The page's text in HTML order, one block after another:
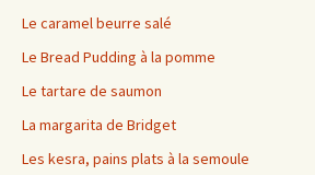
Le caramel beurre salé
Le Bread Pudding à la pomme
Le tartare de saumon
La margarita de Bridget
Les kesra, pains plats à la semoule